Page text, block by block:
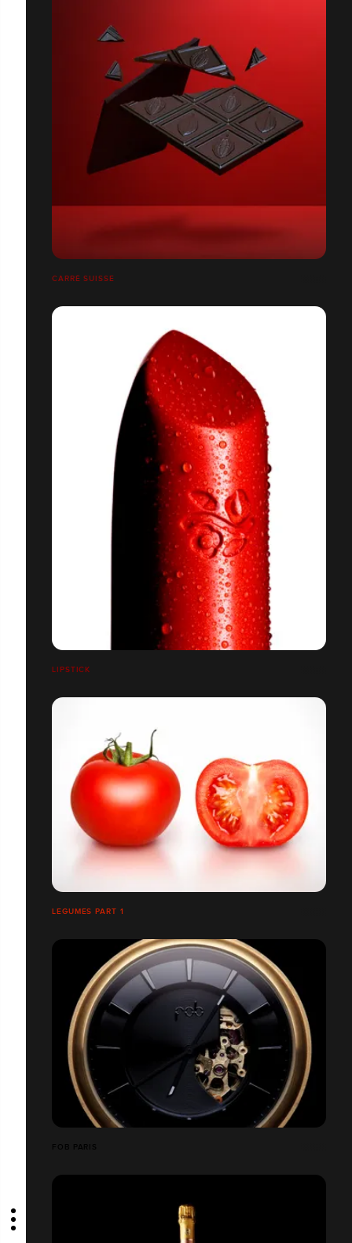
CARRÉ SUISSE
LIPSTICK
LEGUMES PART 1
FOB PARIS